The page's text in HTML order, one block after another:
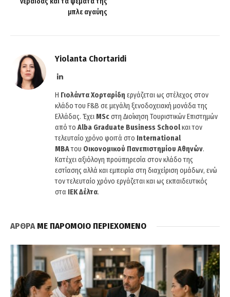
μπλε αγαύης
Yiolanta Chortaridi
LinkedIn
Η Γιολάντα Χορταρίδη εργάζεται ως στέλεχος στον
κλάδο του F&B σε μεγάλη ξενοδοχειακή μονάδα της
Ελλάδας. Έχει MScστη Διοίκηση Τουριστικών Επιστημών
από το Alba Graduate Business Schoolκαι τον
τελευταίο χρόνο φοιτά στο International
MBAτου Οικονομικού Πανεπιστημίου Αθηνών.
Κατέχει αξιόλογη προϋπηρεσία στον κλάδο της
εστίασης αλλά και εμπειρία στη διαχείριση ομάδων, ενώ
τον τελευταίο χρόνο εργάζεται και ως εκπαιδευτικός
στα ΙΕΚ Δέλτα.
ΑΡΘΡΑΜΕ ΠΑΡΟΜΟΙΟ ΠΕΡΙΕΧΟΜΕΝΟ